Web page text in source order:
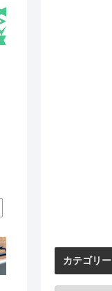
カテゴリー